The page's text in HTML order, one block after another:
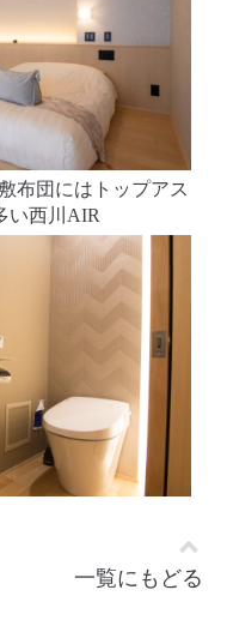
布団にはトップアス
い西川AIR
一覧にもどる